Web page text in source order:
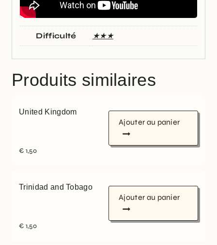
Difficulté ★★★
Produits similaires
United Kingdom
€ 1,50
Ajouter au panier
Trinidad and Tobago
€ 1,50
Ajouter au panier